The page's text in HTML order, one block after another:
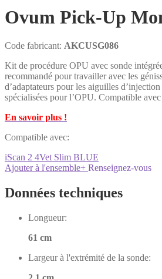
Ovum Pick-Up
Code fabricant: AKCUSG086
Kit de procédure OPU avec sonde
recommandé pour travailler avec les
d’adaptateurs pour les aiguilles
spécialisées pour l’OPU. Compatible
En savoir plus !
Compatible avec:
iScan 2 4Vet Slim BLUE
Ajouter à l'ensemble+ Renseignez-vous
Données techniques
Longueur:
61 cm
Largeur à l'extrémité de la sonde: